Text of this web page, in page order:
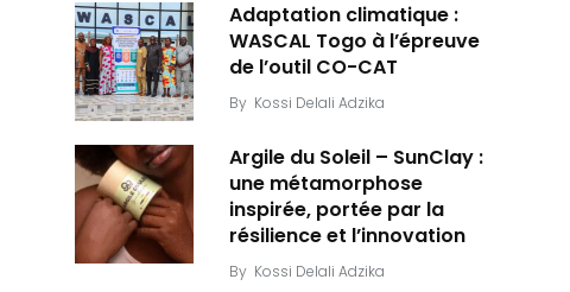
Adaptation climatique :
WASCAL Togo à l’épreuve
de l’outil CO-CAT
By Kossi Delali Adzika
Argile du Soleil – SunClay :
une métamorphose
inspirée, portée par la
résilience et l’innovation
By Kossi Delali Adzika